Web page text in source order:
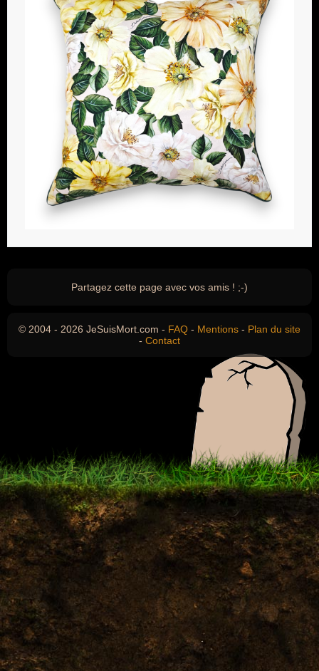
Partagez cette page avec vos amis ! ;-)
© 2004 - 2026 JeSuisMort.com - FAQ - Mentions - Plan du site
- Contact